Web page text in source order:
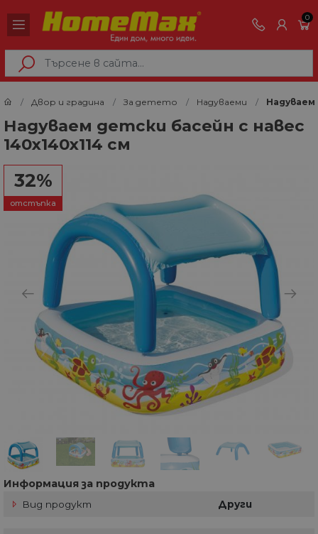
0
Двор и градина За детето Надуваеми Надуваем
Надуваем детски басейн с навес
140x140x114 см
32%
отстъпка
Информация за продукта
Вид продукт Други